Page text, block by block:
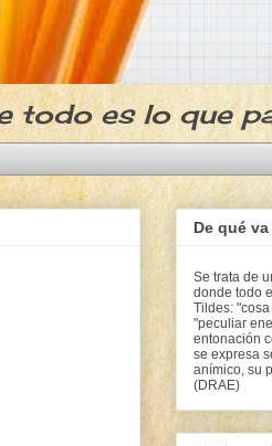
todo es lo que
De qué
Se trata de
donde todo
Tildes:
"peculiar
entonación
se expresa
anímico, su
(DRAE)